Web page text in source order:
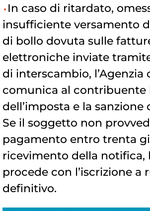
In caso di ritardato,
insufficiente versamento
di bollo dovuta sulle
elettroniche inviate
di interscambio, l’Agenzia
comunica al contribuente
dell’imposta e la sanzione
Se il soggetto non
pagamento entro trenta
ricevimento della notifica,
procede con l’iscrizione a
definitivo.